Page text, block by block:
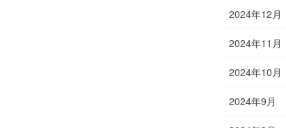
2024年12月
2024年11月
2024年10月
2024年9月